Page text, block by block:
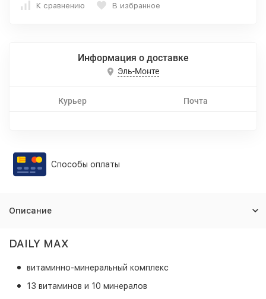
К сравнению В избранное
Информация о доставке
Эль-Монте
Курьер Почта
Способы оплаты
Описание
DAILY MAX
витаминно-минеральный комплекс
13 витаминов и 10 минералов